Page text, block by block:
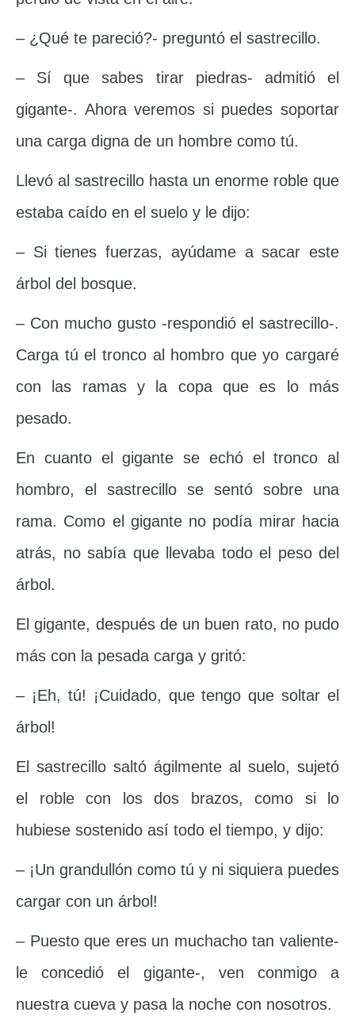
– ¿Qué te pareció?- preguntó el sastrecillo.
– Sí que sabes tirar piedras- admitió el
gigante-. Ahora veremos si puedes soportar
una carga digna de un hombre como tú.
Llevó al sastrecillo hasta un enorme roble que
estaba caído en el suelo y le dijo:
– Si tienes fuerzas, ayúdame a sacar este
árbol del bosque.
– Con mucho gusto -respondió el sastrecillo-.
Carga tú el tronco al hombro que yo cargaré
con las ramas y la copa que es lo más
pesado.
En cuanto el gigante se echó el tronco al
hombro, el sastrecillo se sentó sobre una
rama. Como el gigante no podía mirar hacia
atrás, no sabía que llevaba todo el peso del
árbol.
El gigante, después de un buen rato, no pudo
más con la pesada carga y gritó:
– ¡Eh, tú! ¡Cuidado, que tengo que soltar el
árbol!
El sastrecillo saltó ágilmente al suelo, sujetó
el roble con los dos brazos, como si lo
hubiese sostenido así todo el tiempo, y dijo:
– ¡Un grandullón como tú y ni siquiera puedes
cargar con un árbol!
– Puesto que eres un muchacho tan valiente-
le concedió el gigante-, ven conmigo a
nuestra cueva y pasa la noche con nosotros.